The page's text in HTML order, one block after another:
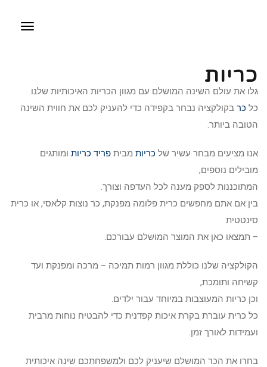
תפריט
כריות
גלו את עולם השינה המושלם עם מגוון הכריות האיכותיות שלנו.
כל כר בקולקציה נבחר בקפידה כדי להעניק לכם את חווית השינה
הטובה ביותר.
אנו מציעים מבחר עשיר של כריות מבית פריד כריות ומותגים
מובילים נוספים,
המתוכננות לספק מענה לכל העדפה וצורך.
בין אם אתם מחפשים כרית פלומה מפנקת, כר נוצות קלאסי, או כרית
סינטטית
– תמצאו כאן את המוצר המושלם עבורכם.
הקולקציה שלנו כוללת מגוון רמות תמיכה – מרכה ומפנקת ועד
קשיחה ותומכת,
וכן כריות המעוצבות במיוחד עבור ילדים.
כל כרית עוברת בקרת איכות קפדנית כדי להבטיח נוחות מרבית
ועמידות לאורך זמן.
בחרו את הכר המושלם שיעניק לכם ולמשפחתכם שינה איכותית